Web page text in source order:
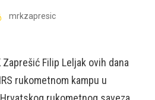
mrkzapresic
Filip Leljak ovih dana
rukometnom kampu u